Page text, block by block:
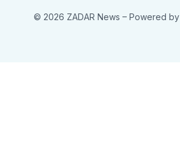
© 2026 ZADAR News – Powered by